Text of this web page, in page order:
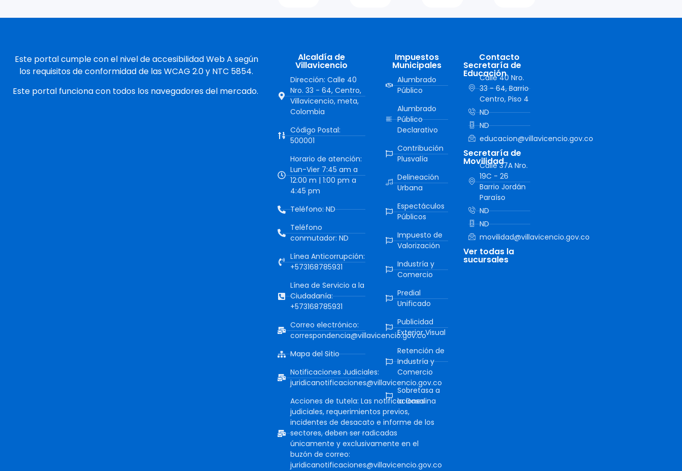
Este portal cumple con el nivel de accesibilidad Web A según
los requisitos de conformidad de las WCAG 2.0 y NTC 5854.
Este portal funciona con todos los navegadores del mercado.
Alcaldía de
Villavicencio
Dirección: Calle 40
Nro. 33 - 64, Centro,
Villavicencio, meta,
Colombia
Código Postal:
500001
Horario de atención:
Lun-Vier 7:45 am a
12:00 m | 1:00 pm a
4:45 pm
Teléfono: ND
Teléfono
conmutador: ND
Línea Anticorrupción:
+573168785931
Línea de Servicio a la
Ciudadanía:
+573168785931
Correo electrónico:
correspondencia@villavicencio.gov.co
Mapa del Sitio
Notificaciones Judiciales:
juridicanotificaciones@villavicencio.gov.co
Acciones de tutela: Las notificaciones
judiciales, requerimientos previos,
incidentes de desacato e informe de los
sectores, deben ser radicadas
únicamente y exclusivamente en el
buzón de correo:
juridicanotificaciones@villavicencio.gov.co
Impuestos
Municipales
Alumbrado
Público
Alumbrado
Público
Declarativo
Contribución
Plusvalía
Delineación
Urbana
Espectáculos
Públicos
Impuesto de
Valorización
Industría y
Comercio
Predial
Unificado
Publicidad
Exterior Visual
Retención de
Industría y
Comercio
Sobretasa a
la Gasolina
Contacto
Secretaría de
Educación
Calle 40 Nro.
33 - 64, Barrio
Centro, Piso 4
ND
ND
educacion@villavicencio.gov.co
Secretaría de
Movilidad
Calle 37A Nro.
19C - 26
Barrio Jordán
Paraíso
ND
ND
movilidad@villavicencio.gov.co
Ver todas la
sucursales